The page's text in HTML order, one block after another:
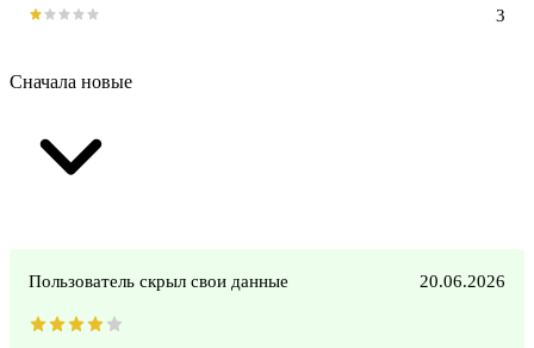
3
Сначала новые
Пользователь скрыл свои данные 20.06.2026